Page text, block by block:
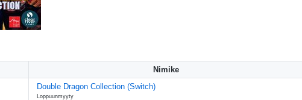
Nimike
Double Dragon Collection (Switch)
Loppuunmyyty